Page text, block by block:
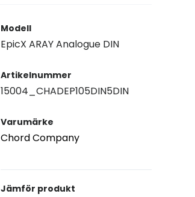
Modell
EpicX ARAY Analogue DIN
Artikelnummer
15004_CHADEP105DIN5DIN
Varumärke
Chord Company
Jämför produkt